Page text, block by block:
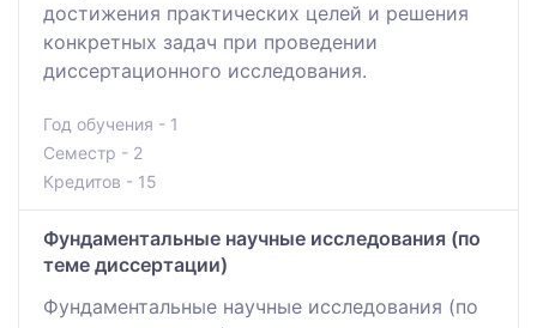
достижения практических целей и решения
конкретных задач при проведении
диссертационного исследования.
Год обучения - 1
Семестр - 2
Кредитов - 15
Фундаментальные научные исследования (по
теме диссертации)
Фундаментальные научные исследования (по